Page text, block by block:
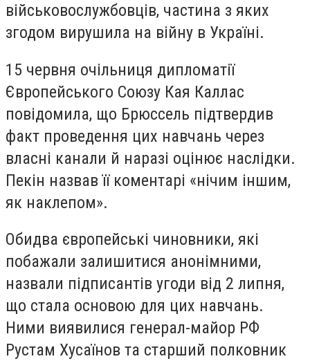
військовослужбовців, частина з яких
згодом вирушила на війну в Україні.
15 червня очільниця дипломатії
Європейського Союзу Кая Каллас
повідомила, що Брюссель підтвердив
факт проведення цих навчань через
власні канали й наразі оцінює наслідки.
Пекін назвав її коментарі «нічим іншим,
як наклепом».
Обидва європейські чиновники, які
побажали залишитися анонімними,
назвали підписантів угоди від 2 липня,
що стала основою для цих навчань.
Ними виявилися генерал-майор РФ
Рустам Хусаїнов та старший полковник